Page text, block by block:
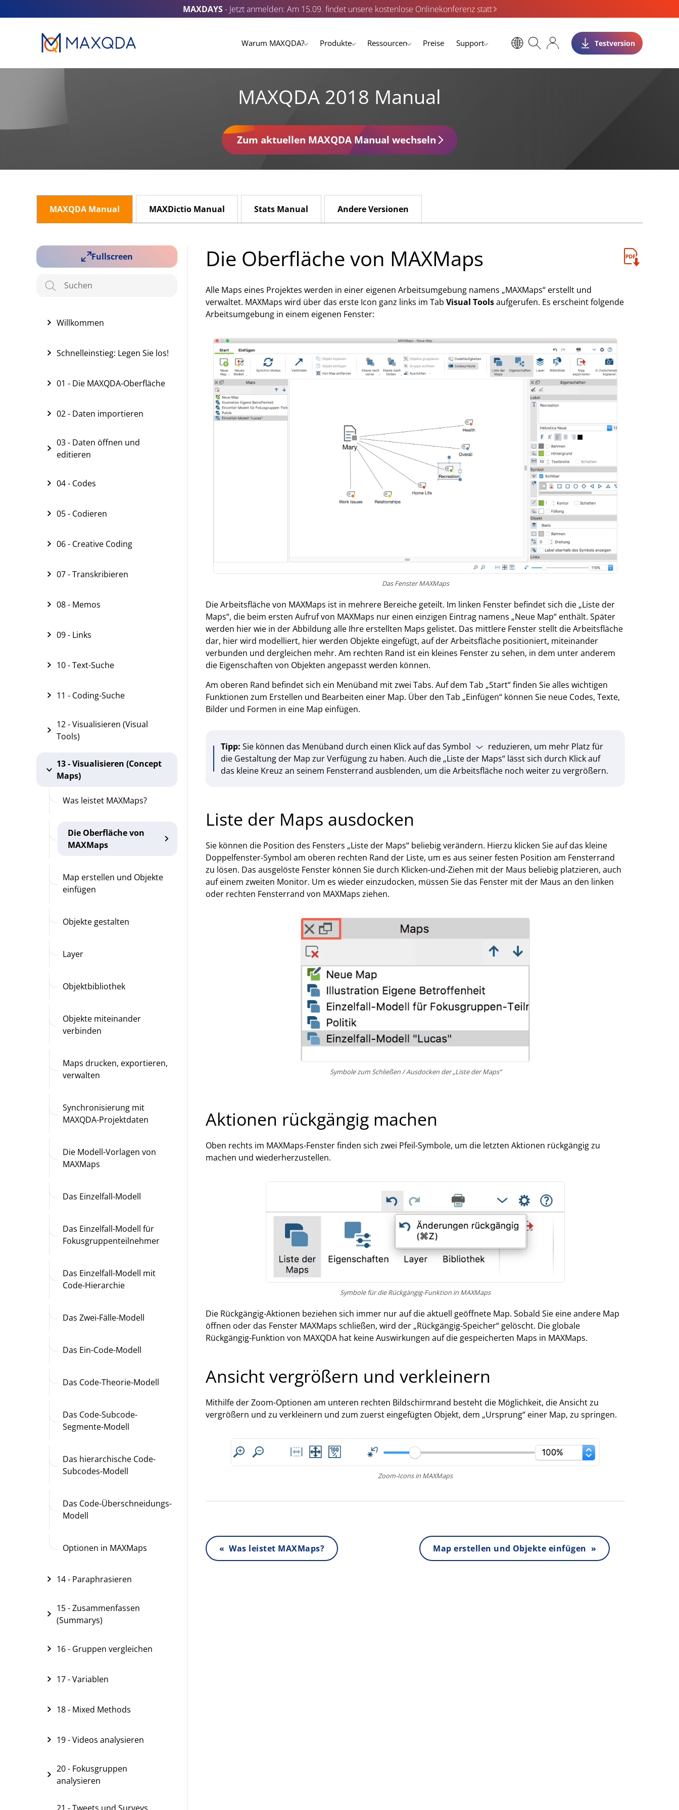
MAXDAYS- Jetzt anmelden: Am 15.09. findet unsere kostenlose Onlinekonferenz statt
Warum MAXQDA? Produkte Ressourcen Preise Support Testversion
MAXQDA 2018 Manual
Zum aktuellen MAXQDA Manual wechseln
MAXQDA Manual MAXDictio Manual Stats Manual Andere Versionen
Fullscreen
Willkommen
Schnelleinstieg: Legen Sie los!
01 - Die MAXQDA-Oberfläche
02 - Daten importieren
03 - Daten öffnen und
editieren
04 - Codes
05 - Codieren
06 - Creative Coding
07 - Transkribieren
08 - Memos
09 - Links
10 - Text-Suche
11 - Coding-Suche
12 - Visualisieren (Visual
Tools)
13 - Visualisieren (Concept
Maps)
Was leistet MAXMaps?
Die Oberfläche von
MAXMaps
Map erstellen und Objekte
einfügen
Objekte gestalten
Layer
Objektbibliothek
Objekte miteinander
verbinden
Maps drucken, exportieren,
verwalten
Synchronisierung mit
MAXQDA-Projektdaten
Die Modell-Vorlagen von
MAXMaps
Das Einzelfall-Modell
Das Einzelfall-Modell für
Fokusgruppenteilnehmer
Das Einzelfall-Modell mit
Code-Hierarchie
Das Zwei-Fälle-Modell
Das Ein-Code-Modell
Das Code-Theorie-Modell
Das Code-Subcode-
Segmente-Modell
Das hierarchische Code-
Subcodes-Modell
Das Code-Überschneidungs-
Modell
Optionen in MAXMaps
14 - Paraphrasieren
15 - Zusammenfassen
(Summarys)
16 - Gruppen vergleichen
17 - Variablen
18 - Mixed Methods
19 - Videos analysieren
20 - Fokusgruppen
analysieren
Die Oberfläche von MAXMaps
Alle Maps eines Projektes werden in einer eigenen Arbeitsumgebung namens „MAXMaps“ erstellt und
verwaltet. MAXMaps wird über das erste Icon ganz links im Tab Visual Toolsaufgerufen. Es erscheint folgende
Arbeitsumgebung in einem eigenen Fenster:
Das Fenster MAXMaps
Die Arbeitsfläche von MAXMaps ist in mehrere Bereiche geteilt. Im linken Fenster befindet sich die „Liste der
Maps“, die beim ersten Aufruf von MAXMaps nur einen einzigen Eintrag namens „Neue Map“ enthält. Später
werden hier wie in der Abbildung alle Ihre erstellten Maps gelistet. Das mittlere Fenster stellt die Arbeitsfläche
dar, hier wird modelliert, hier werden Objekte eingefügt, auf der Arbeitsfläche positioniert, miteinander
verbunden und dergleichen mehr. Am rechten Rand ist ein kleines Fenster zu sehen, in dem unter anderem
die Eigenschaften von Objekten angepasst werden können.
Am oberen Rand befindet sich ein Menüband mit zwei Tabs. Auf dem Tab „Start“ finden Sie alles wichtigen
Funktionen zum Erstellen und Bearbeiten einer Map. Über den Tab „Einfügen“ können Sie neue Codes, Texte,
Bilder und Formen in eine Map einfügen.
Tipp: Sie können das Menüband durch einen Klick auf das Symbol
reduzieren, um mehr Platz für
die Gestaltung der Map zur Verfügung zu haben. Auch die „Liste der Maps“ lässt sich durch Klick auf
das kleine Kreuz an seinem Fensterrand ausblenden, um die Arbeitsfläche noch weiter zu vergrößern.
Liste der Maps ausdocken
Sie können die Position des Fensters „Liste der Maps“ beliebig verändern. Hierzu klicken Sie auf das kleine
Doppelfenster-Symbol am oberen rechten Rand der Liste, um es aus seiner festen Position am Fensterrand
zu lösen. Das ausgelöste Fenster können Sie durch Klicken-und-Ziehen mit der Maus beliebig platzieren, auch
auf einem zweiten Monitor. Um es wieder einzudocken, müssen Sie das Fenster mit der Maus an den linken
oder rechten Fensterrand von MAXMaps ziehen.
Symbole zum Schließen / Ausdocken der „Liste der Maps“
Aktionen rückgängig machen
Oben rechts im MAXMaps-Fenster finden sich zwei Pfeil-Symbole, um die letzten Aktionen rückgängig zu
machen und wiederherzustellen.
Symbole für die Rückgängig-Funktion in MAXMaps
Die Rückgängig-Aktionen beziehen sich immer nur auf die aktuell geöffnete Map. Sobald Sie eine andere Map
öffnen oder das Fenster MAXMaps schließen, wird der „Rückgängig-Speicher“ gelöscht. Die globale
Rückgängig-Funktion von MAXQDA hat keine Auswirkungen auf die gespeicherten Maps in MAXMaps.
Ansicht vergrößern und verkleinern
Mithilfe der Zoom-Optionen am unteren rechten Bildschirmrand besteht die Möglichkeit, die Ansicht zu
vergrößern und zu verkleinern und zum zuerst eingefügten Objekt, dem „Ursprung“ einer Map, zu springen.
Zoom-Icons in MAXMaps
« Was leistet MAXMaps? Map erstellen und Objekte einfügen »